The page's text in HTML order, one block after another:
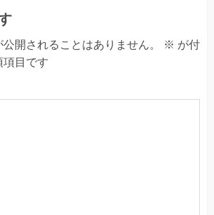
開されることはありません。 ※ が付
目です